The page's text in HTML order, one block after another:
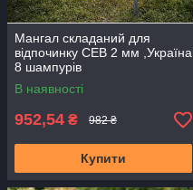
Мангал складаний для
відпочинку СЕВ 2 мм ,Україна
8 шампурів
В наявності
952,54 ₴ 982 ₴
Купити